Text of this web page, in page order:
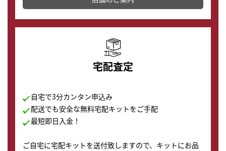
の購入もできます♪
宅配査定
自宅で3分カンタン申込み
配送でも安全な無料宅配キットをご手配
最短即日入金！
ご自宅に宅配キットを送付致しますので、キットにお品